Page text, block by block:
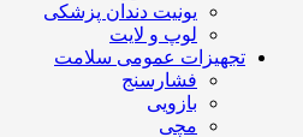
یونیت دندان پزشکی
لوپ و لایت
تجهیزات عمومی سلامت
فشارسنج
بازویی
مچی